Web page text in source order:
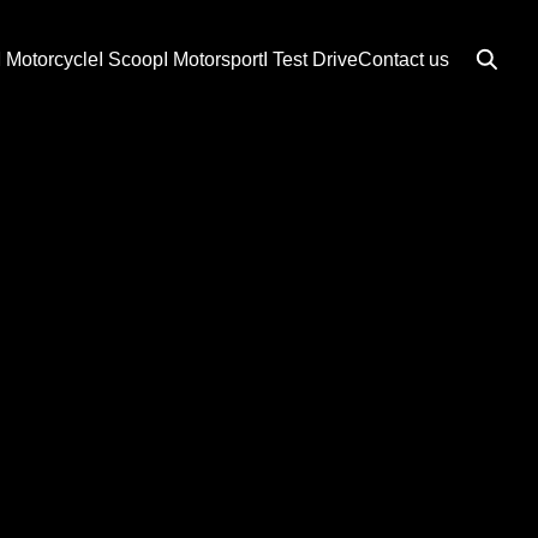
I Motorcycle I Scoop I MotorsportI Test DriveContact us